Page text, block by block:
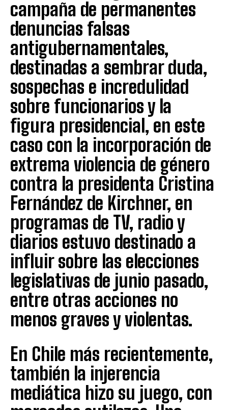
campaña de permanentes
denuncias falsas
antigubernamentales,
destinadas a sembrar duda,
sospechas e incredulidad
sobre funcionarios y la
figura presidencial, en este
caso con la incorporación de
extrema violencia de género
contra la presidenta Cristina
Fernández de Kirchner, en
programas de TV, radio y
diarios estuvo destinado a
influir sobre las elecciones
legislativas de junio pasado,
entre otras acciones no
menos graves y violentas.
En Chile más recientemente,
también la injerencia
mediática hizo su juego, con